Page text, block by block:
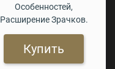
Особенностей,
Расширение Зрачков.
Купить